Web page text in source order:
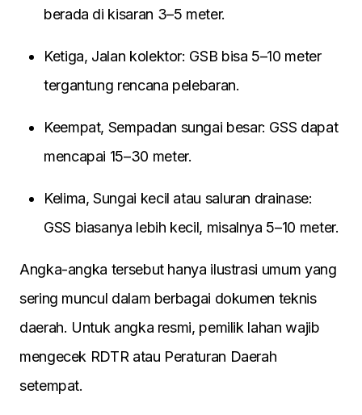
berada di kisaran 3–5 meter.
Ketiga, Jalan kolektor: GSB bisa 5–10 meter
tergantung rencana pelebaran.
Keempat, Sempadan sungai besar: GSS dapat
mencapai 15–30 meter.
Kelima, Sungai kecil atau saluran drainase:
GSS biasanya lebih kecil, misalnya 5–10 meter.
Angka-angka tersebut hanya ilustrasi umum yang
sering muncul dalam berbagai dokumen teknis
daerah. Untuk angka resmi, pemilik lahan wajib
mengecek RDTR atau Peraturan Daerah
setempat.